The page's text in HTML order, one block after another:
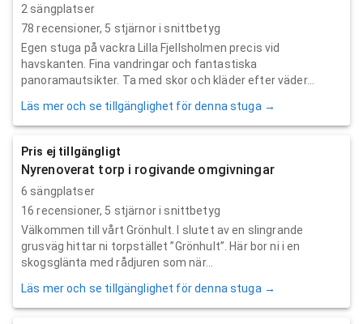
2 sängplatser
78 recensioner, 5 stjärnor i snittbetyg
Egen stuga på vackra Lilla Fjellsholmen precis vid
havskanten. Fina vandringar och fantastiska
panoramautsikter. Ta med skor och kläder efter väder...
Läs mer och se tillgänglighet för denna stuga →
Pris ej tillgängligt
Nyrenoverat torp i rogivande omgivningar
6 sängplatser
16 recensioner, 5 stjärnor i snittbetyg
Välkommen till vårt Grönhult. I slutet av en slingrande
grusväg hittar ni torpstället ”Grönhult”. Här bor ni i en
skogsglänta med rådjuren som när...
Läs mer och se tillgänglighet för denna stuga →